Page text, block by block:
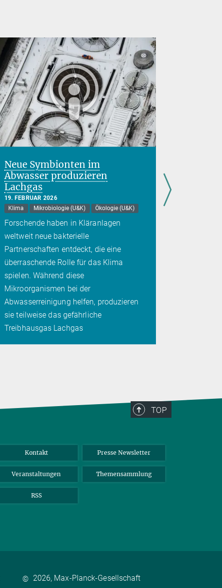
Neue Symbionten im
Abwasser produzieren
Lachgas
19. FEBRUAR 2026
Klima
Mikrobiologie (U&K) Ökologie (U&K)
Forschende haben in Kläranlagen
weltweit neue bakterielle
Partnerschaften entdeckt, die eine
überraschende Rolle für das Klima
spielen. Während diese
Mikroorganismen bei der
Abwasserreinigung helfen, produzieren
sie teilweise das gefährliche
Treibhausgas Lachgas
TOP
Kontakt Presse Newsletter
Veranstaltungen Themensammlung
RSS
© 2026, Max-Planck-Gesellschaft